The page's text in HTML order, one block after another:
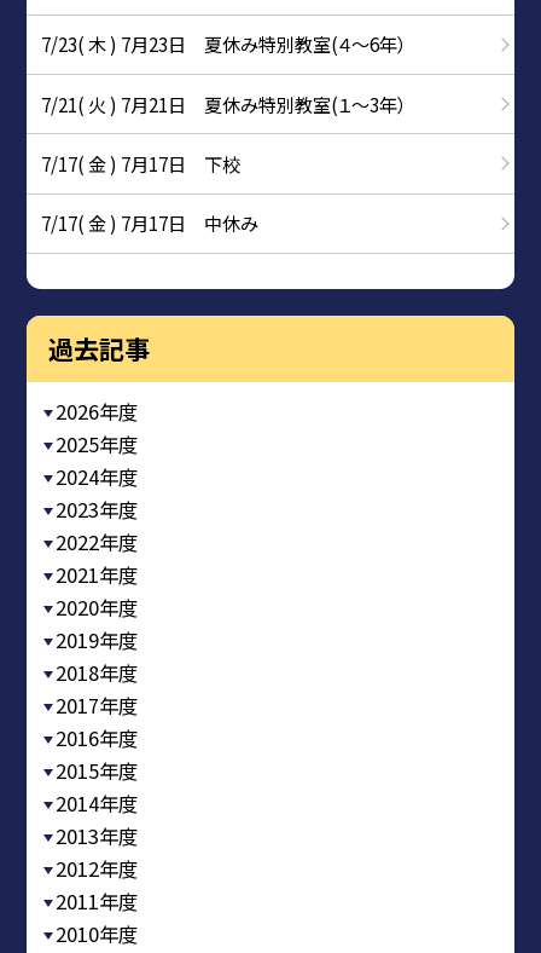
7/23( 木 ) 7月23日 夏休み特別教室(４～6年）
7/21( 火 ) 7月21日 夏休み特別教室(１～3年）
7/17( 金 ) 7月17日 下校
7/17( 金 ) 7月17日 中休み
過去記事
2026年度
2025年度
2024年度
2023年度
2022年度
2021年度
2020年度
2019年度
2018年度
2017年度
2016年度
2015年度
2014年度
2013年度
2012年度
2011年度
2010年度